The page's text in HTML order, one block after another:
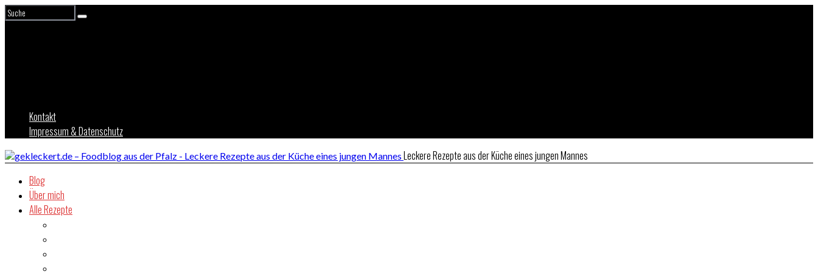
Kontakt
Impressum & Datenschutz
Leckere Rezepte aus der Küche eines jungen Mannes
Blog
Über mich
Alle Rezepte